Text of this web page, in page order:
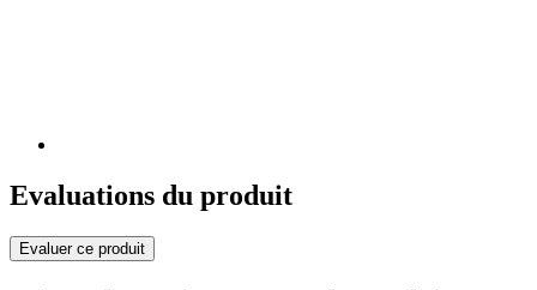
Evaluations du produit
Evaluer ce produit